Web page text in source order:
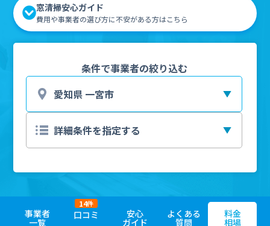
窓清掃安心ガイド
費用や事業者の選び方に不安がある方はこちら
条件で事業者の絞り込む
事業者
一覧
口コミ
14件
安心
ガイド
よくある
質問
料金
相場